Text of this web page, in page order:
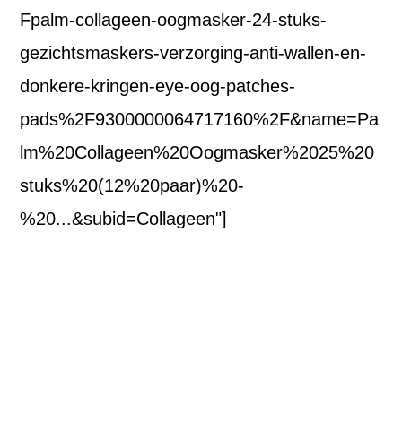
Fpalm-collageen-oogmasker-24-stuks-
gezichtsmaskers-verzorging-anti-wallen-en-
donkere-kringen-eye-oog-patches-
pads%2F9300000064717160%2F&name=Pa
lm%20Collageen%20Oogmasker%2025%20
stuks%20(12%20paar)%20-
%20...&subid=Collageen"]